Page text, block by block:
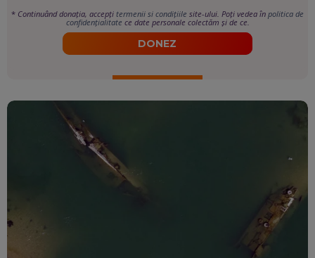
* Continuând donația, accepți termenii si condițiile site-ului. Poți vedea în politica de
confidențialitate ce date personale colectăm și de ce.
DONEZ